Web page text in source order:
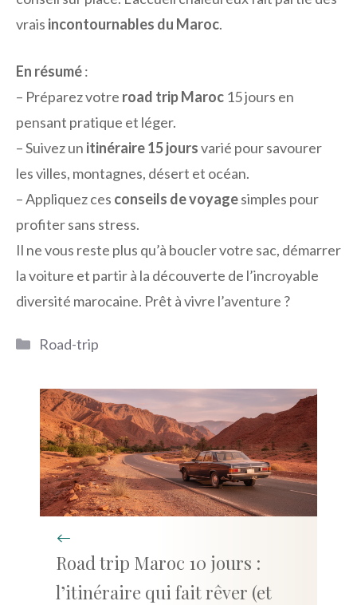
vrais incontournables du Maroc.
En résumé:
– Préparez votre road trip Maroc 15 jours en
pensant pratique et léger.
– Suivez un itinéraire 15 joursvarié pour savourer
les villes, montagnes, désert et océan.
– Appliquez ces conseils de voyagesimples pour
profiter sans stress.
Il ne vous reste plus qu’à boucler votre sac, démarrer
la voiture et partir à la découverte de l’incroyable
diversité marocaine. Prêt à vivre l’aventure ?
Catégories
Road-trip
Road trip Maroc 10 jours :
l’itinéraire qui fait rêver (et